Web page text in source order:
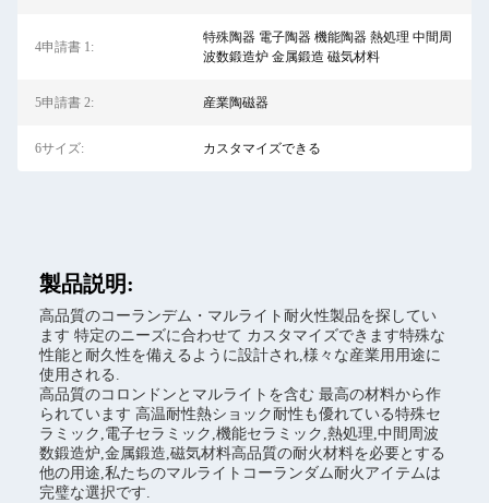
4申請書 1:
特殊陶器 電子陶器 機能陶器 熱処理 中間周
波数鍛造炉 金属鍛造 磁気材料
5申請書 2: 産業陶磁器
6サイズ: カスタマイズできる
製品説明:
高品質のコーランデム・マルライト耐火性製品を探してい
ます 特定のニーズに合わせて カスタマイズできます特殊な
性能と耐久性を備えるように設計され,様々な産業用用途に
使用される.
高品質のコロンドンとマルライトを含む 最高の材料から作
られています 高温耐性熱ショック耐性も優れている特殊セ
ラミック,電子セラミック,機能セラミック,熱処理,中間周波
数鍛造炉,金属鍛造,磁気材料高品質の耐火材料を必要とする
他の用途,私たちのマルライトコーランダム耐火アイテムは
完璧な選択です.